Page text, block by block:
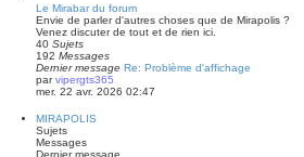
Le Mirabar du forum
Envie de parler d'autres choses que de Mirapolis ?
Venez discuter de tout et de rien ici.
40 Sujets
192 Messages
Dernier message Re: Problème d'affichage
parvipergts365
mer. 22 avr. 2026 02:47
MIRAPOLIS
Sujets
Messages
Dernier message